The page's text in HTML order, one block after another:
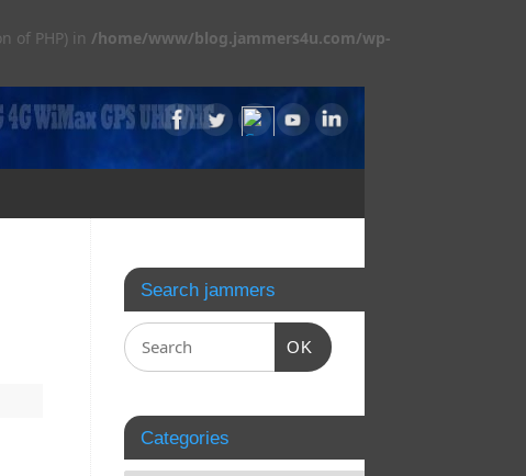
of PHP) in /home/www/blog.jammers4u.com/wp-
Search jammers
OK
Categories